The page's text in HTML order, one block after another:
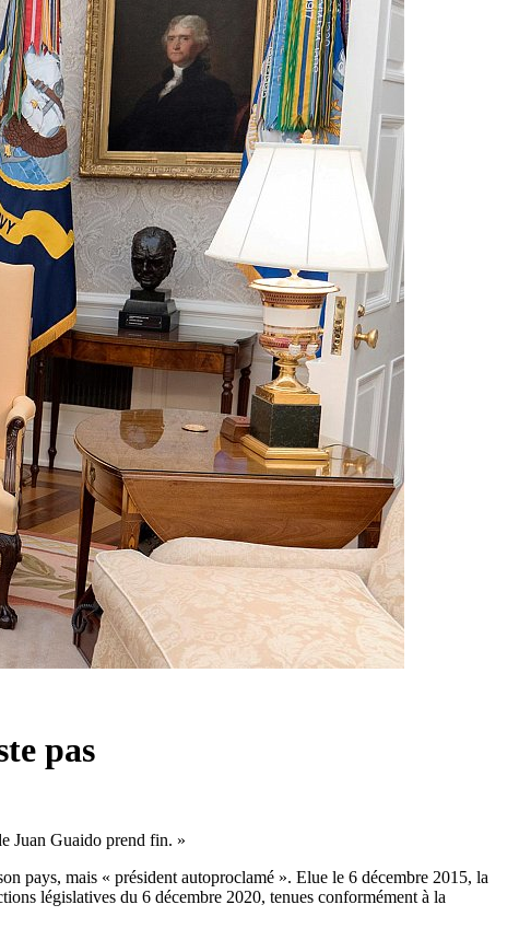
pas
Juan Guaido prend fin. »
pays, mais « président autoproclamé ». Elue le 6 décembre 2015, la
législatives du 6 décembre 2020, tenues conformément à la